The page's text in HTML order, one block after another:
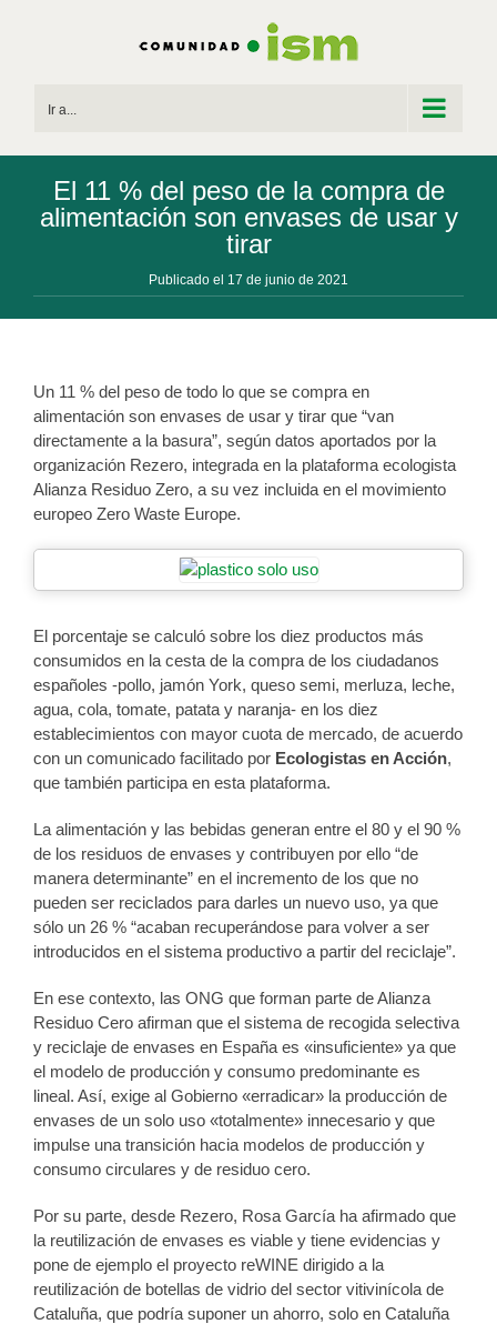
Ir a...
El 11 % del peso de la compra de
alimentación son envases de usar y
tirar
Publicado el 17 de junio de 2021
Un 11 % del peso de todo lo que se compra en
alimentación son envases de usar y tirar que “van
directamente a la basura”, según datos aportados por la
organización Rezero, integrada en la plataforma ecologista
Alianza Residuo Zero, a su vez incluida en el movimiento
europeo Zero Waste Europe.
El porcentaje se calculó sobre los diez productos más
consumidos en la cesta de la compra de los ciudadanos
españoles -pollo, jamón York, queso semi, merluza, leche,
agua, cola, tomate, patata y naranja- en los diez
establecimientos con mayor cuota de mercado, de acuerdo
con un comunicado facilitado por Ecologistas en Acción,
que también participa en esta plataforma.
La alimentación y las bebidas generan entre el 80 y el 90 %
de los residuos de envases y contribuyen por ello “de
manera determinante” en el incremento de los que no
pueden ser reciclados para darles un nuevo uso, ya que
sólo un 26 % “acaban recuperándose para volver a ser
introducidos en el sistema productivo a partir del reciclaje”.
En ese contexto, las ONG que forman parte de Alianza
Residuo Cero afirman que el sistema de recogida selectiva
y reciclaje de envases en España es «insuficiente» ya que
el modelo de producción y consumo predominante es
lineal. Así, exige al Gobierno «erradicar» la producción de
envases de un solo uso «totalmente» innecesario y que
impulse una transición hacia modelos de producción y
consumo circulares y de residuo cero.
Por su parte, desde Rezero, Rosa García ha afirmado que
la reutilización de envases es viable y tiene evidencias y
pone de ejemplo el proyecto reWINE dirigido a la
reutilización de botellas de vidrio del sector vitivinícola de
Cataluña, que podría suponer un ahorro, solo en Cataluña